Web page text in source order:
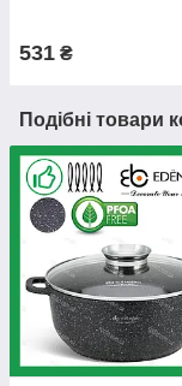
531 ₴
Подібні товари